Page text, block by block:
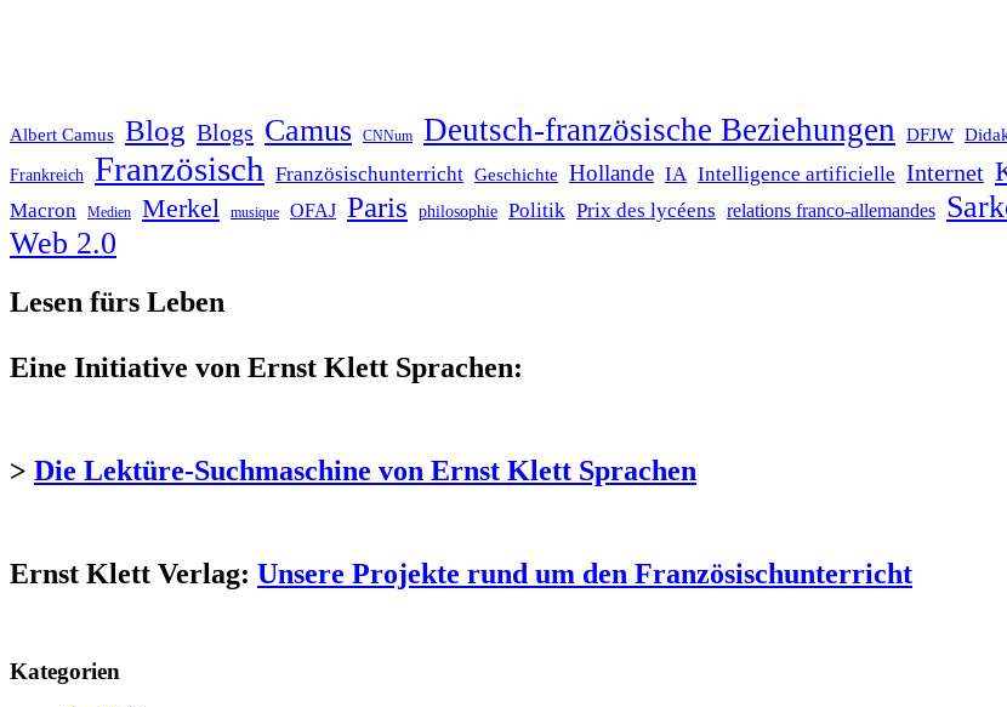
Albert Camus Blog Blogs Camus CNNum Deutsch-französische Beziehungen DFJW
Frankreich Französisch Französischunterricht Geschichte Hollande IA Intelligence artificielle Internet
Macron Medien Merkel musique OFAJ Paris philosophie Politik Prix des lycéens relations franco-allemandes
Web 2.0
Lesen fürs Leben
Eine Initiative von Ernst Klett Sprachen:
> Die Lektüre-Suchmaschine von Ernst Klett Sprachen
Ernst Klett Verlag: Unsere Projekte rund um den Französischunterricht
Kategorien